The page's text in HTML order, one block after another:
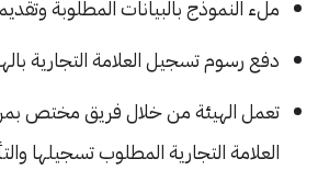
ملء النموذج بالبيانات المطلوبة
دفع رسوم تسجيل العلامة التجارية
تعمل الهيئة من خلال فريق مختص
العلامة التجارية المطلوب تسجيلها